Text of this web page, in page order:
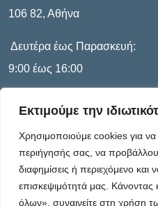
Εκτιμούμε την
Χρησιμοποιούμε cookies για να
περιήγησής σας, να
διαφημίσεις ή περιεχόμενο και
επισκεψιμότητά μας.
όλων», συναινείτε στη χρήση
106 82, Αθήνα
Δευτέρα έως Παρασκευή:
9:00 έως 16:00
Πληροφορίες
Καταστατικό